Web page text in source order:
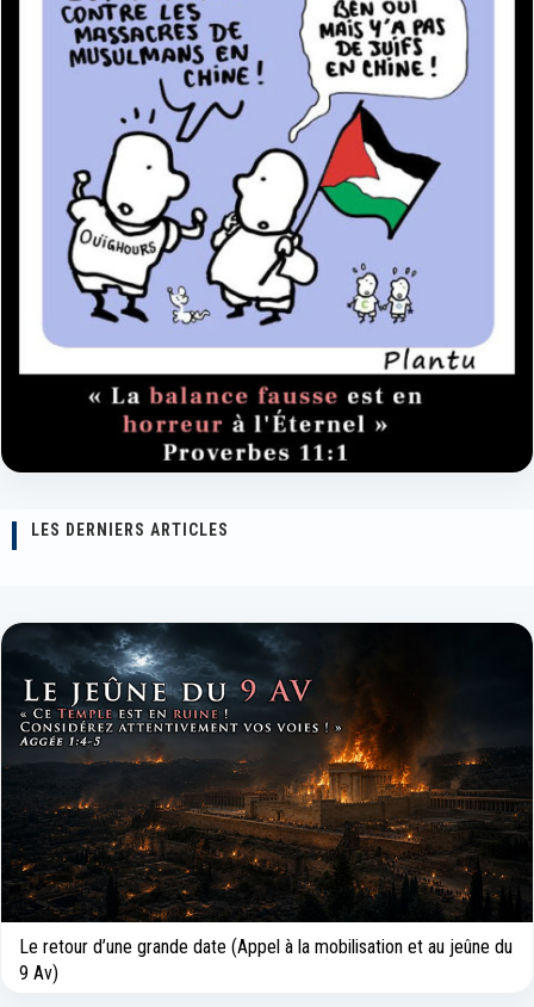
LES DERNIERS ARTICLES
Le retour d’une grande date (Appel à la mobilisation et au jeûne du
9 Av)